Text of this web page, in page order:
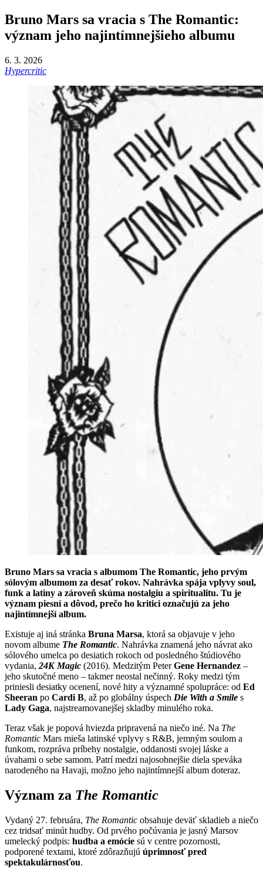
Bruno Mars sa vracia s The Romantic:
význam jeho najintímnejšieho albumu
6. 3. 2026
Hypercritic
Bruno Mars sa vracia s albumom The Romantic, jeho prvým
sólovým albumom za desať rokov. Nahrávka spája vplyvy soul,
funk a latiny a zároveň skúma nostalgiu a spiritualitu. Tu je
význam piesní a dôvod, prečo ho kritici označujú za jeho
najintímnejší album.
Existuje aj iná stránka Bruna Marsa, ktorá sa objavuje v jeho
novom albume The Romantic. Nahrávka znamená jeho návrat ako
sólového umelca po desiatich rokoch od posledného štúdiového
vydania, 24K Magic (2016). Medzitým PeterGene Hernandez –
jeho skutočné meno – takmer neostal nečinný. Roky medzi tým
priniesli desiatky ocenení, nové hity a významné spolupráce: od Ed
Sheeran po Cardi B, až po globálny úspech Die With a Smile s
Lady Gaga, najstreamovanejšej skladby minulého roka.
Teraz však je popová hviezda pripravená na niečo iné. Na The
Romantic Mars mieša latinské vplyvy s R&B, jemným soulom a
funkom, rozpráva príbehy nostalgie, oddanosti svojej láske a
úvahami o sebe samom. Patrí medzi najosobnejšie diela speváka
narodeného na Havaji, možno jeho najintímnejší album doteraz.
Význam za The Romantic
Vydaný 27. februára, The Romantic obsahuje deväť skladieb a niečo
cez tridsať minút hudby. Od prvého počúvania je jasný Marsov
umelecký podpis: hudba a emócie sú v centre pozornosti,
podporené textami, ktoré zdôrazňujú úprimnosť pred
spektakulárnosťou.